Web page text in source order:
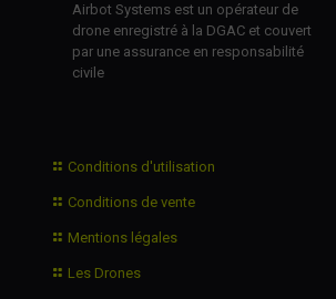
Airbot Systems est un opérateur de
drone enregistré à la DGAC et couvert
par une assurance en responsabilité
civile
Conditions d'utilisation
Conditions de vente
Mentions légales
Les Drones